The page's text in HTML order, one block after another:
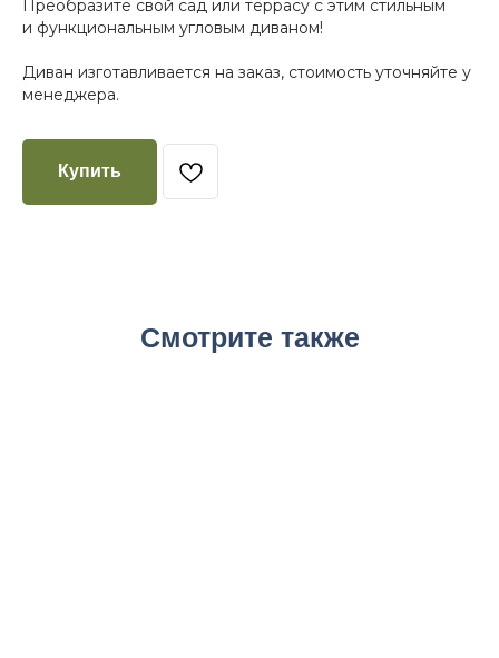
Преобразите свой сад или террасу с этим стильным
и функциональным угловым диваном!
Диван изготавливается на заказ, стоимость уточняйте у
менеджера.
Купить
Смотрите также